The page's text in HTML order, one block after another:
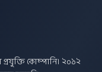
কোম্পানি। ২০১২